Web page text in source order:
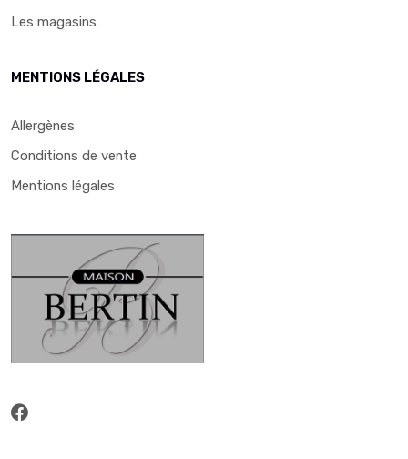
Les magasins
MENTIONS LÉGALES
Allergènes
Conditions de vente
Mentions légales